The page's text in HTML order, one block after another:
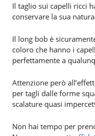
Il taglio sui capelli ricci
conservare la sua
Il long bob è
coloro che hanno i
perfettamente a
Attenzione però
per tagli dalle forme
scalature quasi
Non hai tempo per